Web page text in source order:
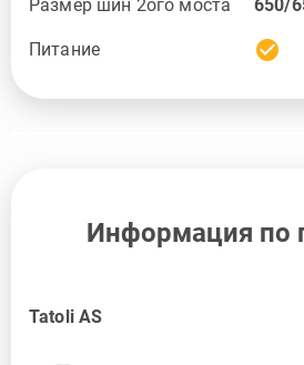
Размер шин 2ого моста 650/
Питание check_circle
Информация по
Tatoli AS